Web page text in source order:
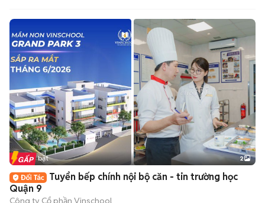
Tin nổi bật 2
Tuyển bếp chính nội bộ căn - tin trường học
Quận 9
Công ty Cổ phần Vinschool